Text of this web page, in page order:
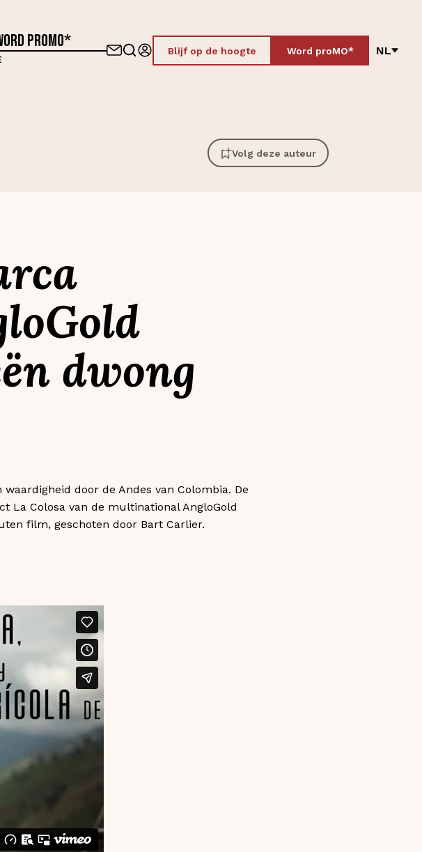
proMO* Blijf op de hoogte Word proMO* NL
Volg deze auteur
dwong
door de Andes van Colombia. De
La Colosa van de multinational AngloGold
film, geschoten door Bart Carlier.